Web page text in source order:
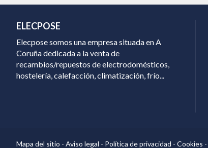
ELECPOSE
Elecpose somos una empresa situada en A
Coruña dedicada a la venta de
recambios/repuestos de electrodomésticos,
hostelería, calefacción, climatización, frío...
Mapa del sitio - Aviso legal - Política de privacidad - Cookies -